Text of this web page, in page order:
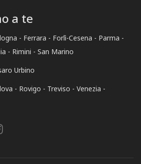
a te
Ferrara Forlì-Cesena
Parma
Rimini
San Marino
Urbino
Rovigo Treviso
Venezia